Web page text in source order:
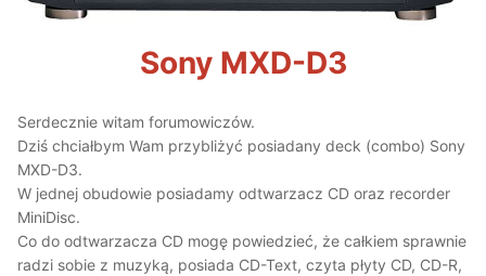
Sony MXD-D3
Serdecznie witam forumowiczów.
Dziś chciałbym Wam przybliżyć posiadany deck (combo) Sony
MXD-D3.
W jednej obudowie posiadamy odtwarzacz CD oraz recorder
MiniDisc.
Co do odtwarzacza CD mogę powiedzieć, że całkiem sprawnie
radzi sobie z muzyką, posiada CD-Text, czyta płyty CD, CD-R,